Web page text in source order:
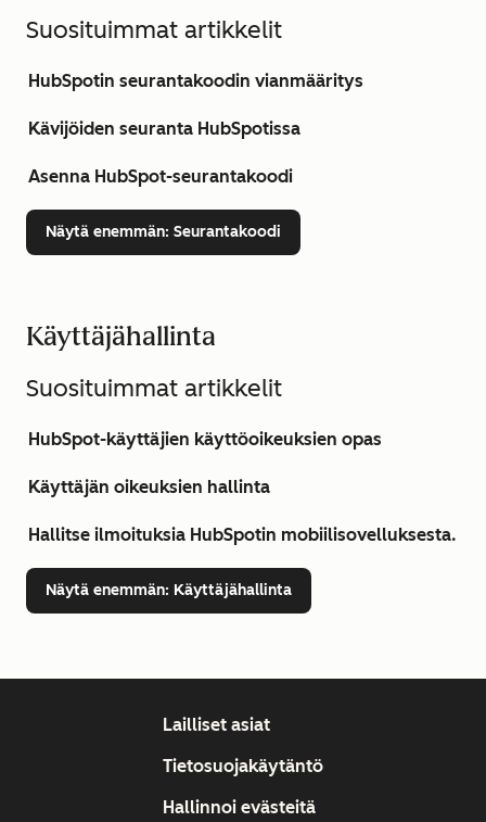
Suosituimmat artikkelit
HubSpotin seurantakoodin vianmääritys
Kävijöiden seuranta HubSpotissa
Asenna HubSpot-seurantakoodi
Näytä enemmän: Seurantakoodi
Käyttäjähallinta
Suosituimmat artikkelit
HubSpot-käyttäjien käyttöoikeuksien opas
Käyttäjän oikeuksien hallinta
Hallitse ilmoituksia HubSpotin mobiilisovelluksesta.
Näytä enemmän: Käyttäjähallinta
Lailliset asiat
Tietosuojakäytäntö
Hallinnoi evästeitä